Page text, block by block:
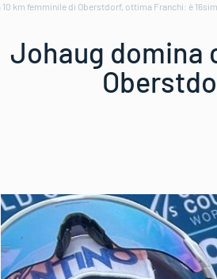
km femminile di Oberstdorf, ottima Franchi: è
Johaug domina